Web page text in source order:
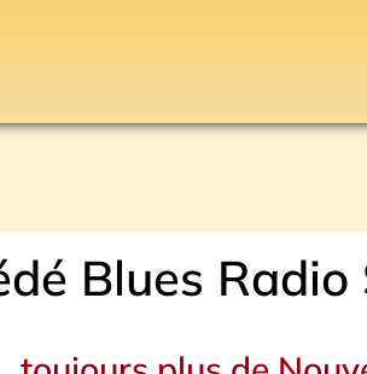
Blues Radio